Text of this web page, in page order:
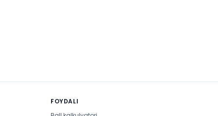
tovush
FOYDALI